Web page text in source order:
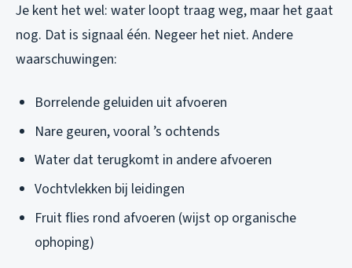
Je kent het wel: water loopt traag weg, maar het gaat
nog. Dat is signaal één. Negeer het niet. Andere
waarschuwingen:
Borrelende geluiden uit afvoeren
Nare geuren, vooral ’s ochtends
Water dat terugkomt in andere afvoeren
Vochtvlekken bij leidingen
Fruit flies rond afvoeren (wijst op organische
ophoping)